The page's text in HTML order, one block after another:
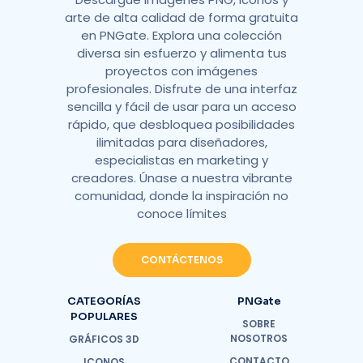
arte de alta calidad de forma gratuita
en PNGate. Explora una colección
diversa sin esfuerzo y alimenta tus
proyectos con imágenes
profesionales. Disfrute de una interfaz
sencilla y fácil de usar para un acceso
rápido, que desbloquea posibilidades
ilimitadas para diseñadores,
especialistas en marketing y
creadores. Únase a nuestra vibrante
comunidad, donde la inspiración no
conoce límites
CONTÁCTENOS
CATEGORÍAS
POPULARES
GRÁFICOS 3D
PNGate
SOBRE
NOSOTROS